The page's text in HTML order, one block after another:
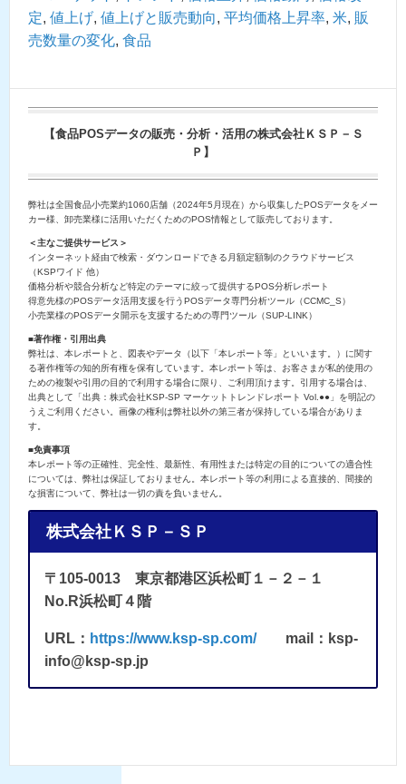
定, 値上げ, 値上げと販売動向, 平均価格上昇率, 米, 販
売数量の変化, 食品
【食品POSデータの販売・分析・活用の株式会社ＫＳＰ－Ｓ
Ｐ】
弊社は全国食品小売業約1060店舗（2024年5月現在）から収集したPOSデータをメー
カー様、卸売業様に活用いただくためのPOS情報として販売しております。
＜主なご提供サービス＞
インターネット経由で検索・ダウンロードできる月額定額制のクラウドサービス
（KSPワイド 他）
価格分析や競合分析など特定のテーマに絞って提供するPOS分析レポート
得意先様のPOSデータ活用支援を行うPOSデータ専門分析ツール（CCMC_S）
小売業様のPOSデータ開示を支援するための専門ツール（SUP-LINK）
■著作権・引用出典
弊社は、本レポートと、図表やデータ（以下「本レポート等」といいます。）に関す
る著作権等の知的所有権を保有しています。本レポート等は、お客さまが私的使用の
ための複製や引用の目的で利用する場合に限り、ご利用頂けます。引用する場合は、
出典として「出典：株式会社KSP-SP マーケットトレンドレポート Vol.●●」を明記の
うえご利用ください。画像の権利は弊社以外の第三者が保持している場合がありま
す。
■免責事項
本レポート等の正確性、完全性、最新性、有用性または特定の目的についての適合性
については、弊社は保証しておりません。本レポート等の利用による直接的、間接的
な損害について、弊社は一切の責を負いません。
株式会社ＫＳＰ－ＳＰ
〒105-0013 東京都港区浜松町１－２－１
No.R浜松町４階
URL： https://www.ksp-sp.com/mail：ksp-
info@ksp-sp.jp